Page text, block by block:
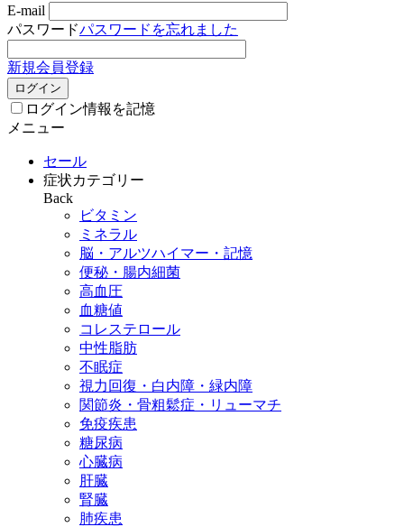
E-mail
パスワードパスワードを忘れました
新規会員登録
ログイン
ログイン情報を記憶
メニュー
セール
症状カテゴリー
Back
ビタミン
ミネラル
脳・アルツハイマー・記憶
便秘・腸内細菌
高血圧
血糖値
コレステロール
中性脂肪
不眠症
視力回復・白内障・緑内障
関節炎・骨粗鬆症・リューマチ
免疫疾患
糖尿病
心臓病
肝臓
腎臓
肺疾患